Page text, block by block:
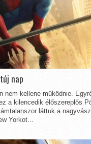
nap
nem kellene működnie.
a kilencedik élőszereplős
láttuk a
Yorkot...